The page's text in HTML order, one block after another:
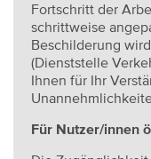
Fortschritt der
schrittweise
Beschilderung
(Dienststelle
Ihnen für Ihr
Für Nutzer/innen